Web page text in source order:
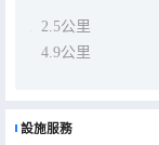
2.5公里
4.9公里
設施服務